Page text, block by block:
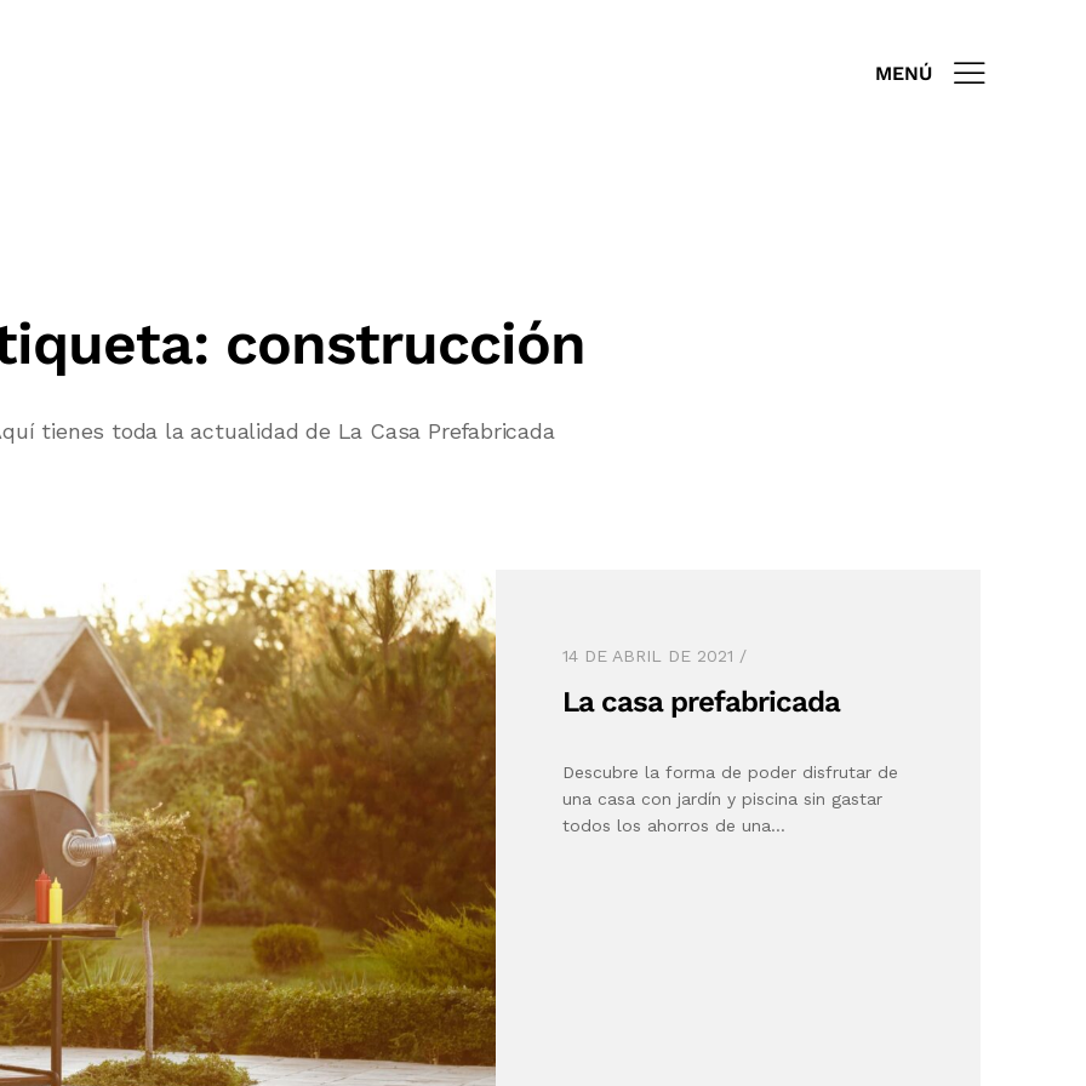
MENÚ
construcción
tienes toda la actualidad de La Casa Prefabricada
14 DE ABRIL DE 2021
La casa prefabricada
Descubre la forma de poder disfrutar de
una casa con jardín y piscina sin gastar
todos los ahorros de una…